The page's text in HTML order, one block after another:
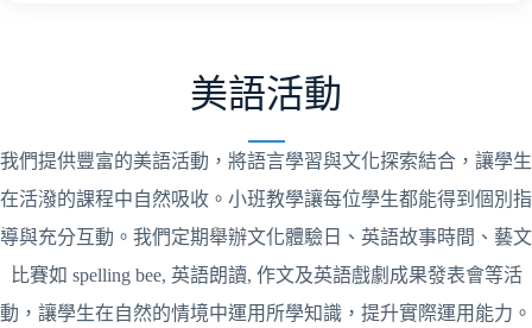
美語活動
我們提供豐富的美語活動，將語言學習與文化探索結合，讓學生
在活潑的課程中自然吸收。小班教學讓每位學生都能得到個別指
導與充分互動。我們定期舉辦文化體驗日、英語故事時間、藝文
比賽如 spelling bee, 英語朗讀, 作文及英語戲劇成果發表會等活
動，讓學生在自然的情境中運用所學知識，提升實際運用能力。